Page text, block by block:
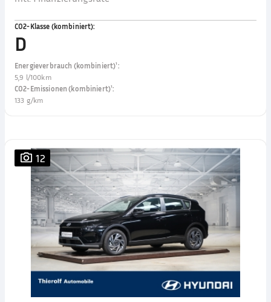
CO2-Klasse (kombiniert):
D
Energieverbrauch (kombiniert)¹:
5,9 l/100km
CO2-Emissionen (kombiniert)¹:
133 g/km
12